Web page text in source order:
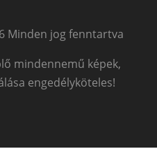
Minden jog fenntartva
mindennemű képek,
engedélyköteles!